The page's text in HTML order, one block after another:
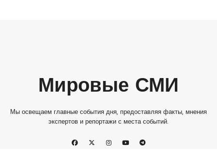
Мировые СМИ
Мы освещаем главные события дня, предоставляя факты, мнения
экспертов и репортажи с места событий.